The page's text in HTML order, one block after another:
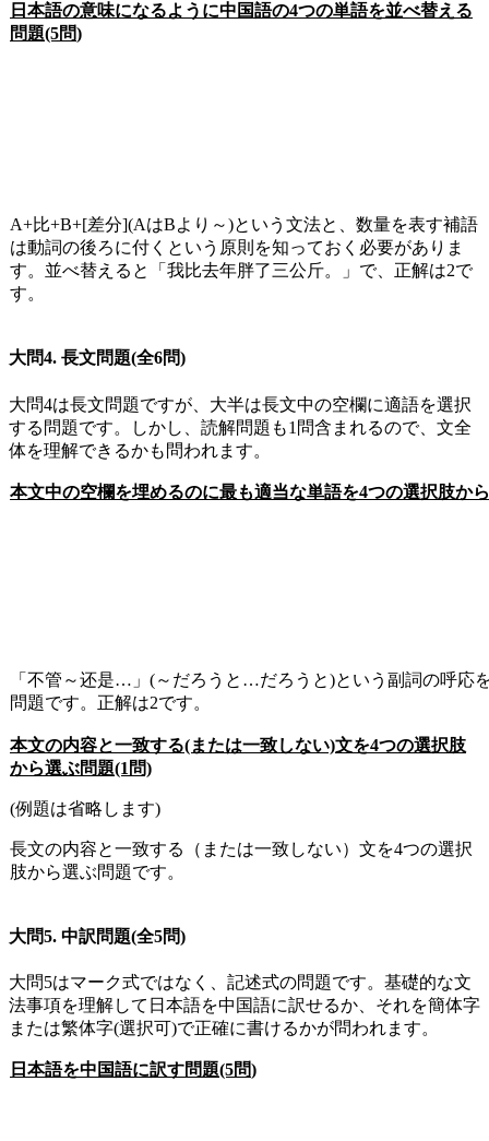
日本語の意味になるように中国語の4つの単語を並べ替える
問題(5問)
A+比+B+[差分](AはBより～)という文法と、数量を表す補語
は動詞の後ろに付くという原則を知っておく必要がありま
す。並べ替えると「我比去年胖了三公斤。」で、正解は2で
す。
大問4. 長文問題(全6問)
大問4は長文問題ですが、大半は長文中の空欄に適語を選択
する問題です。しかし、読解問題も1 問含まれるので、文全
体を理解できるかも問われます。
本文中の空欄を埋めるのに最も適当な単語を4つの選択肢か
「不管～还是…」(～だろうと…だろうと)という副詞の呼応
問題です。正解は2です。
本文の内容と一致する(または一致しない)文を4つの選択肢
から選ぶ問題(1問)
(例題は省略します)
長文の内容と一致する（または一致しない）文を4つの選択
肢から選ぶ問題です。
大問5. 中訳問題(全5問)
大問5はマーク式ではなく、記述式の問題です。基礎的な文
法事項を理解して日本語を中国語に訳せるか、それを簡体字
または繁体字(選択可)で正確に書けるかが問われます。
日本語を中国語に訳す問題(5問)